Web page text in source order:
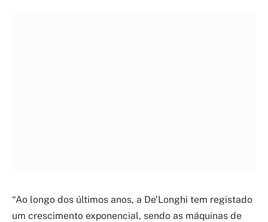
“Ao longo dos últimos anos, a De’Longhi tem registado
um crescimento exponencial, sendo as máquinas de